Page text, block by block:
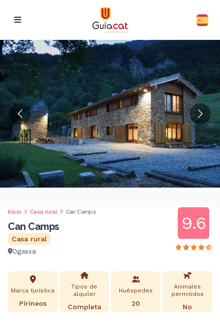
Inicio Casa rural Can Camps
Can Camps
Casa rural
Ogassa
9.6
Marca turística
Pirineos
Tipos de
alquiler
Completa
Huéspedes
20
Animales
permitidos
No